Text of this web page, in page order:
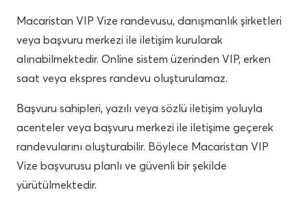
Macaristan VIP Vize randevusu, danışmanlık şirketleri
veya başvuru merkezi ile iletişim kurularak
alınabilmektedir. Online sistem üzerinden VIP, erken
saat veya ekspres randevu oluşturulamaz.
Başvuru sahipleri, yazılı veya sözlü iletişim yoluyla
acenteler veya başvuru merkezi ile iletişime geçerek
randevularını oluşturabilir. Böylece Macaristan VIP
Vize başvurusu planlı ve güvenli bir şekilde
yürütülmektedir.